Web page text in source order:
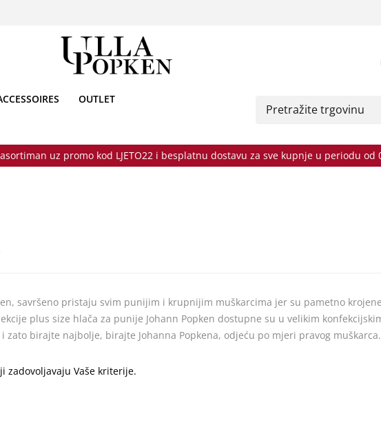
OUTLET
uz promo kod LJETO22 i besplatnu dostavu za sve kupnje u periodu od
savršeno pristaju svim punijim i krupnijim muškarcima jer su pametno
plus size hlača za punije Johann Popken dostupne su u velikim
zato birajte najbolje, birajte Johanna Popkena, odjeću po mjeri pravog muškarca.
zadovoljavaju Vaše kriterije.